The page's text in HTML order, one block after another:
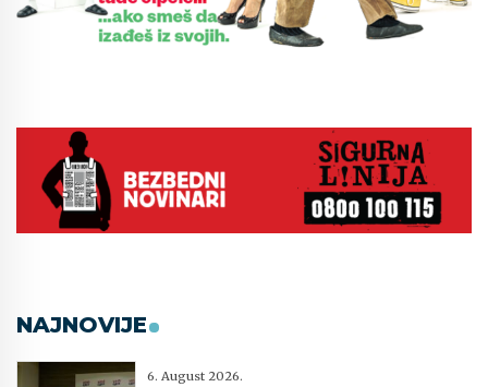
NAJNOVIJE
6. August 2026.